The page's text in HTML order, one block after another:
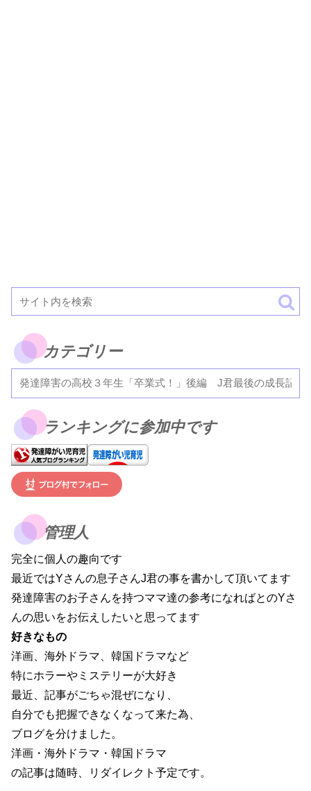
カテゴリー
ランキングに参加中です
管理人
完全に個人の趣向です
最近ではYさんの息子さんJ君の事を書かして頂いてます
発達障害のお子さんを持つママ達の参考になればとのYさ
んの思いをお伝えしたいと思ってます
好きなもの
洋画、海外ドラマ、韓国ドラマなど
特にホラーやミステリーが大好き
最近、記事がごちゃ混ぜになり、
自分でも把握できなくなって来た為、
ブログを分けました。
洋画・海外ドラマ・韓国ドラマ
の記事は随時、リダイレクト予定です。